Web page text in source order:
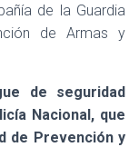
de la Guardia
de Armas y
de seguridad
Nacional, que
de Prevención y